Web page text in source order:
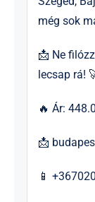
még sok
📩 Ne
lecsap rá!
🔥 Ár:
📩
📱